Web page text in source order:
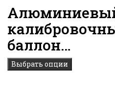
баллон…
Выбрать опции